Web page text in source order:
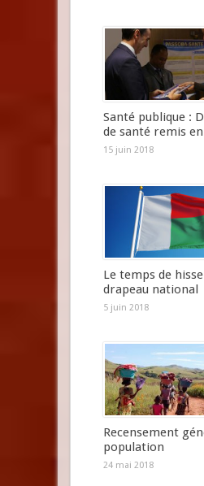
Santé publique :
de santé remis
15 juin 2018
Le temps de
drapeau national
5 juin 2018
Recensement
population
24 mai 2018